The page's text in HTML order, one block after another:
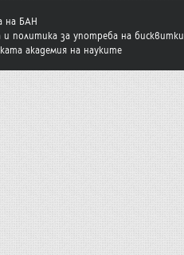
на БАН
политика за употреба на бисквитки
академия на науките